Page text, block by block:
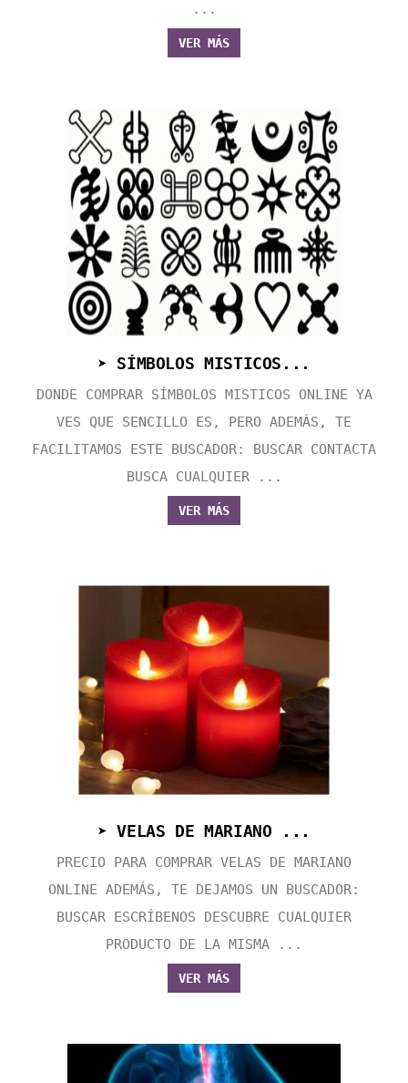
...
VER MÁS
➤ SÍMBOLOS MISTICOS...
DONDE COMPRAR SÍMBOLOS MISTICOS ONLINE YA
VES QUE SENCILLO ES, PERO ADEMÁS, TE
FACILITAMOS ESTE BUSCADOR: BUSCAR CONTACTA
BUSCA CUALQUIER ...
VER MÁS
➤ VELAS DE MARIANO ...
PRECIO PARA COMPRAR VELAS DE MARIANO
ONLINE ADEMÁS, TE DEJAMOS UN BUSCADOR:
BUSCAR ESCRÍBENOS DESCUBRE CUALQUIER
PRODUCTO DE LA MISMA ...
VER MÁS